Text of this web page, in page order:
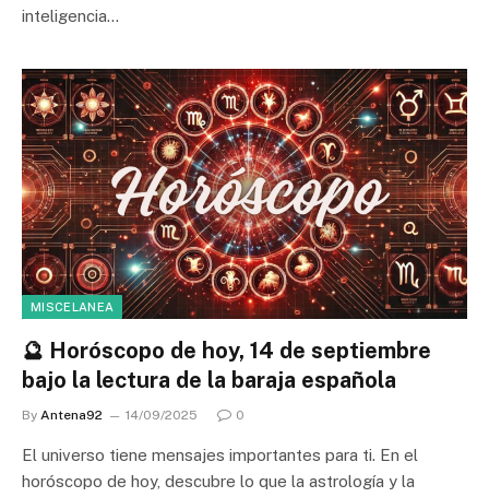
inteligencia…
MISCELANEA
🔮 Horóscopo de hoy, 14 de septiembre
bajo la lectura de la baraja española
By Antena92 14/09/2025 0
El universo tiene mensajes importantes para ti. En el
horóscopo de hoy, descubre lo que la astrología y la